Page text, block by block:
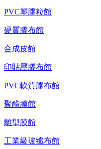
PVC塑膠粒館
硬質膠布館
合成皮館
印貼壓膠布館
PVC軟質膠布館
聚酯膜館
離型膜館
工業級玻纖布館